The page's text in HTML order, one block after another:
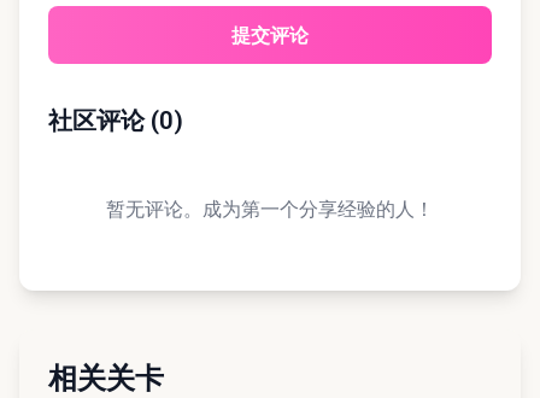
提交评论
社区评论(0)
暂无评论。成为第一个分享经验的人！
相关关卡